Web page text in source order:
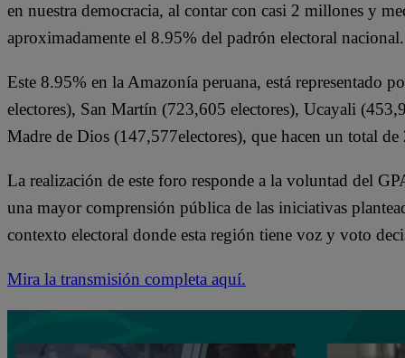
en nuestra democracia, al contar con casi 2 millones y
aproximadamente el 8.95% del padrón electoral nacional.
Este 8.95% en la Amazonía peruana, está representado
electores), San Martín (723,605 electores), Ucayali
Madre de Dios (147,577electores), que hacen un total
La realización de este foro responde a la voluntad del
una mayor comprensión pública de las iniciativas
contexto electoral donde esta región tiene voz y voto
Mira la transmisión completa aquí.